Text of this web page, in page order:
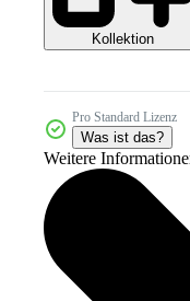
Kollektion
Pro Standard Lizenz
Was ist das?
Weitere